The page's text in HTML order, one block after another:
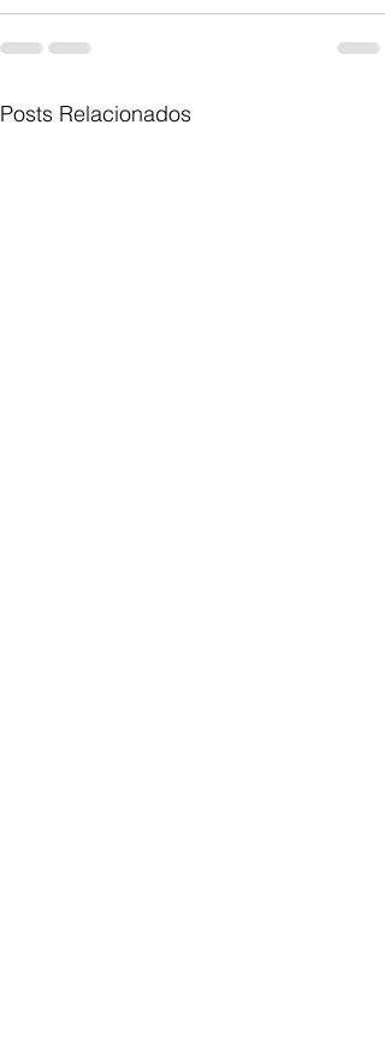
Posts Relacionados